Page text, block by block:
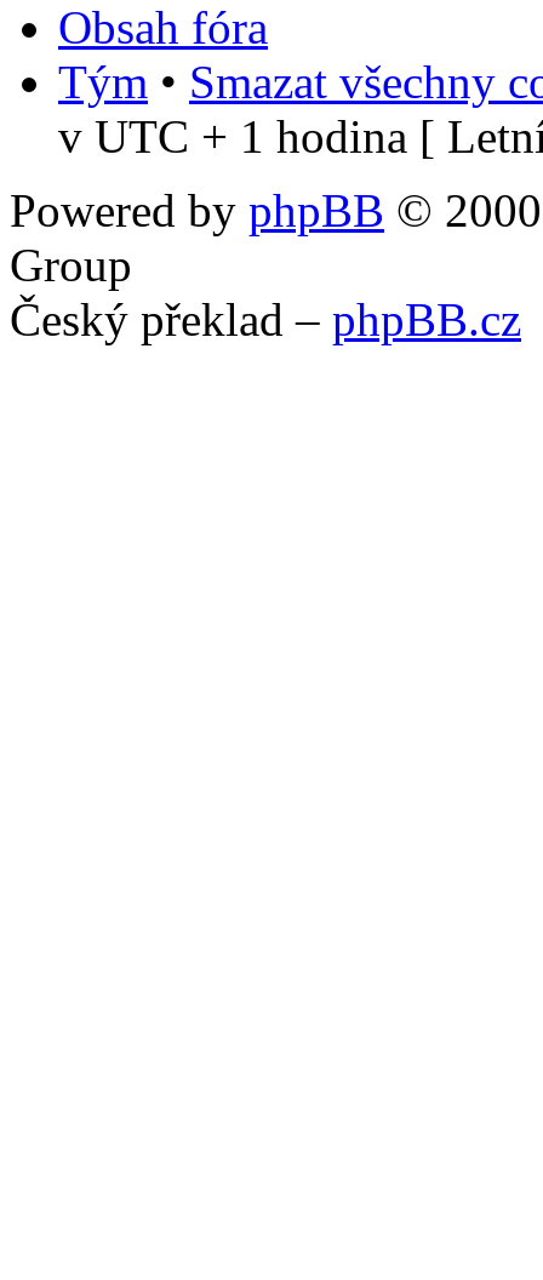
Obsah fóra
Tým • Smazat všechny
v UTC + 1 hodina [
Powered by phpBB ©
Group
Český překlad – phpBB.cz